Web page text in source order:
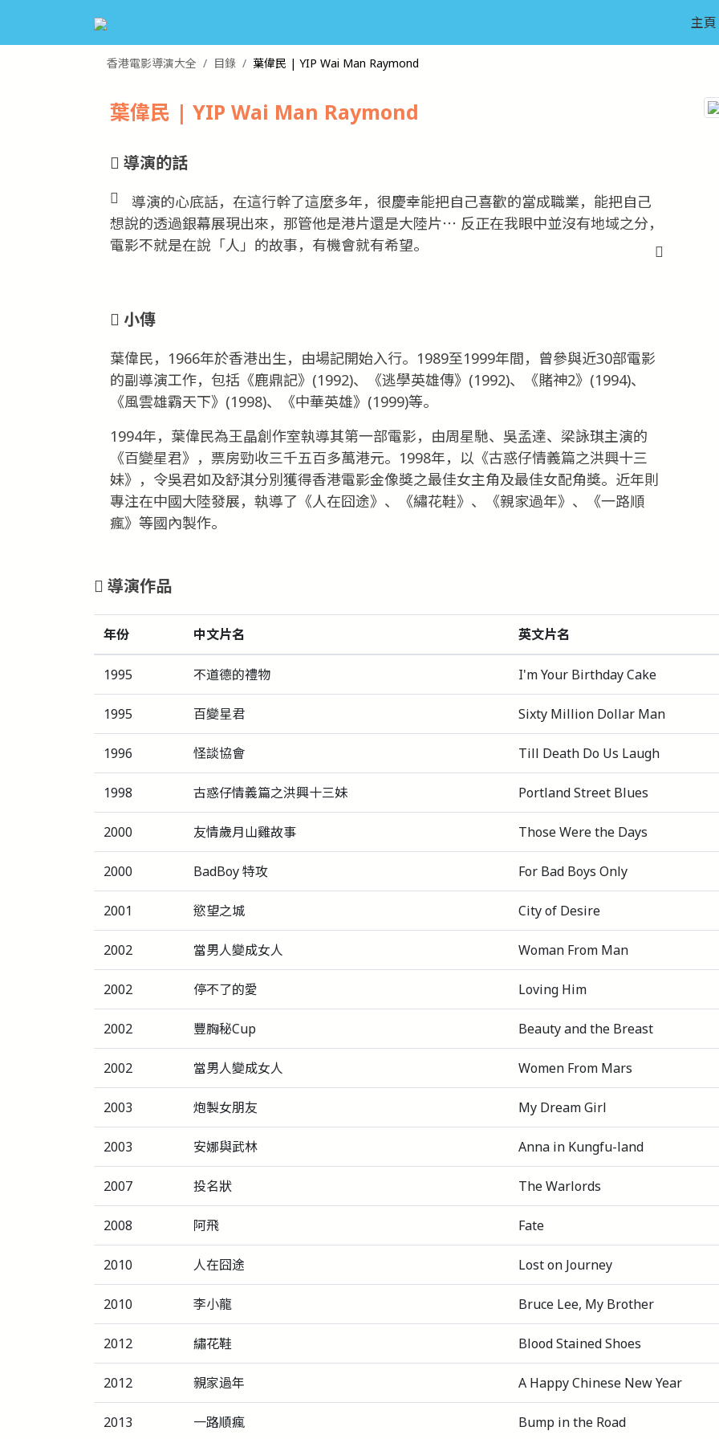
主頁
香港電影導演大全 目錄 葉偉民 | YIP Wai Man Raymond
葉偉民 | YIP Wai Man Raymond
導演的話
導演的心底話，在這行幹了這麼多年，很慶幸能把自己喜歡的當成職業，能把自己
想說的透過銀幕展現出來，那管他是港片還是大陸片⋯ 反正在我眼中並沒有地域之分，
電影不就是在說「人」的故事，有機會就有希望。
小傳
葉偉民，1966年於香港出生，由場記開始入行。1989至1999年間，曾參與近30部電影
的副導演工作，包括《鹿鼎記》(1992)、《逃學英雄傳》(1992)、《賭神2》(1994)、
《風雲雄霸天下》(1998)、《中華英雄》(1999)等。
1994年，葉偉民為王晶創作室執導其第一部電影，由周星馳、吳孟達、梁詠琪主演的
《百變星君》，票房勁收三千五百多萬港元。1998年，以《古惑仔情義篇之洪興十三
妹》，令吳君如及舒淇分別獲得香港電影金像獎之最佳女主角及最佳女配角獎。近年則
專注在中國大陸發展，執導了《人在囧途》、《繡花鞋》、《親家過年》、《一路順
瘋》等國內製作。
導演作品
年份 中文片名 英文片名
1995 不道德的禮物 I'm Your Birthday Cake
1995 百變星君 Sixty Million Dollar Man
1996 怪談協會 Till Death Do Us Laugh
1998 古惑仔情義篇之洪興十三妹 Portland Street Blues
2000 友情歲月山雞故事 Those Were the Days
2000 BadBoy 特攻 For Bad Boys Only
2001 慾望之城 City of Desire
2002 當男人變成女人 Woman From Man
2002 停不了的愛 Loving Him
2002 豐胸秘Cup Beauty and the Breast
2002 當男人變成女人 Women From Mars
2003 炮製女朋友 My Dream Girl
2003 安娜與武林 Anna in Kungfu-land
2007 投名狀 The Warlords
2008 阿飛 Fate
2010 人在囧途 Lost on Journey
2010 李小龍 Bruce Lee, My Brother
2012 繡花鞋 Blood Stained Shoes
2012 親家過年 A Happy Chinese New Year
2013 一路順瘋 Bump in the Road